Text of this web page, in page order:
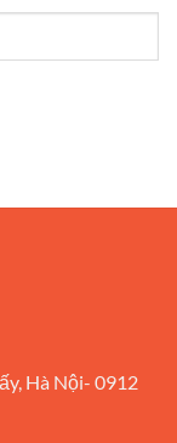
Hà Nội- 0912